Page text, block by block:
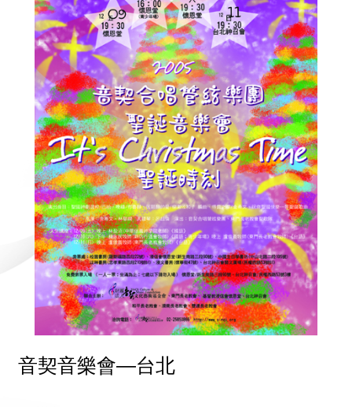
音契音樂會—台北